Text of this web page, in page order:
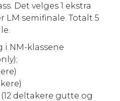
Det velges 1 ekstra
LM semifinale. Totalt 5
NM-klassene
deltakere gutte og